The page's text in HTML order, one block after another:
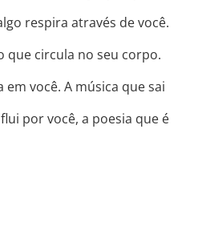
respira através de você.
que circula no seu corpo.
em você. A música que sai
por você, a poesia que é